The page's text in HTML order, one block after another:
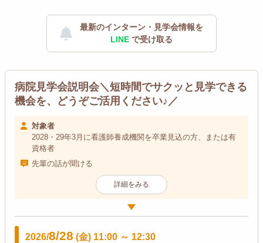
最新のインターン・見学会情報を
LINE で受け取る
病院見学会説明会＼短時間でサクッと見学できる
機会を、どうぞご活用ください♪／
対象者
2028・29年3月に看護師養成機関を卒業見込の方、または有
資格者
先輩の話が聞ける
詳細をみる
2026/8/28 (金) 11:00 ～ 12:30